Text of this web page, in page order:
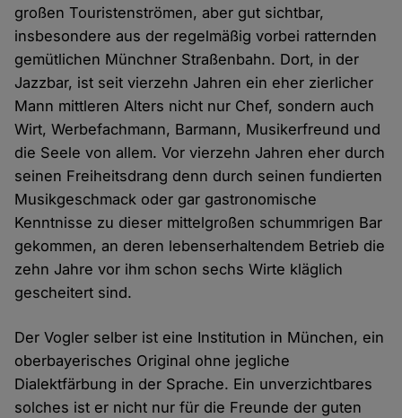
großen Touristenströmen, aber gut sichtbar,
insbesondere aus der regelmäßig vorbei ratternden
gemütlichen Münchner Straßenbahn. Dort, in der
Jazzbar, ist seit vierzehn Jahren ein eher zierlicher
Mann mittleren Alters nicht nur Chef, sondern auch
Wirt, Werbefachmann, Barmann, Musikerfreund und
die Seele von allem. Vor vierzehn Jahren eher durch
seinen Freiheitsdrang denn durch seinen fundierten
Musikgeschmack oder gar gastronomische
Kenntnisse zu dieser mittelgroßen schummrigen Bar
gekommen, an deren lebenserhaltendem Betrieb die
zehn Jahre vor ihm schon sechs Wirte kläglich
gescheitert sind.
Der Vogler selber ist eine Institution in München, ein
oberbayerisches Original ohne jegliche
Dialektfärbung in der Sprache. Ein unverzichtbares
solches ist er nicht nur für die Freunde der guten